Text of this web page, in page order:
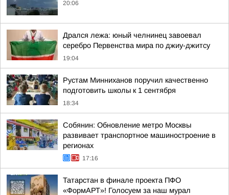
20:06
Дрался лежа: юный челнинец завоевал
серебро Первенства мира по джиу-джитсу
19:04
Рустам Минниханов поручил качественно
подготовить школы к 1 сентября
18:34
Собянин: Обновление метро Москвы
развивает транспортное машиностроение в
регионах
17:16
Татарстан в финале проекта ПФО
«ФормАРТ»! Голосуем за наш мурал